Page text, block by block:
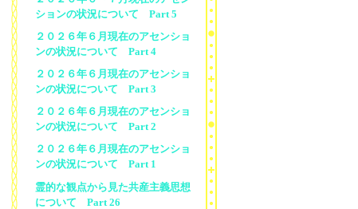
ションの状況について Part 5
２０２６年６月現在のアセンショ
ンの状況について Part 4
２０２６年６月現在のアセンショ
ンの状況について Part 3
２０２６年６月現在のアセンショ
ンの状況について Part 2
２０２６年６月現在のアセンショ
ンの状況について Part 1
霊的な観点から見た共産主義思想
について Part 26